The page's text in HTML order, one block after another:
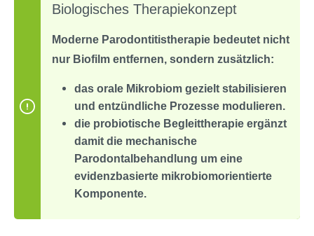
Biologisches Therapiekonzept
Moderne Parodontitistherapie bedeutet nicht
nur Biofilm entfernen, sondern zusätzlich:
das orale Mikrobiom gezielt stabilisieren
und entzündliche Prozesse modulieren.
die probiotische Begleittherapie ergänzt
damit die mechanische
Parodontalbehandlung um eine
evidenzbasierte mikrobiomorientierte
Komponente.